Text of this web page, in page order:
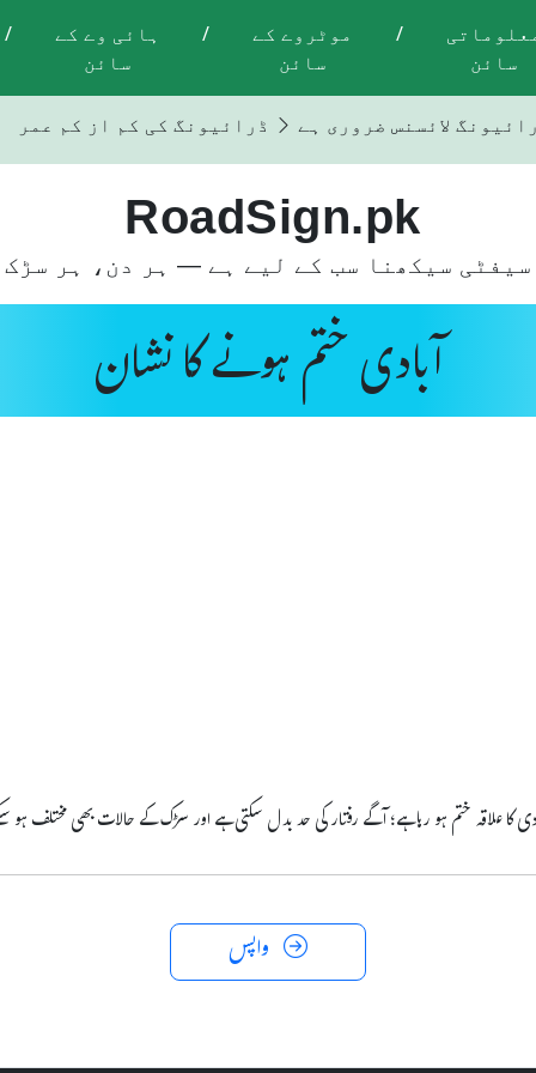
سائن
/
موٹروے کے
سائن
/
ہائی وے کے
سائن
/
لائسنس ضروری ہے ڈرائیونگ کی کم از کم عمر 18 سال ہے
RoadSign.pk
سیکھنا سب کے لیے ہے — ہر دن، ہر سڑک
آبادی ختم ہونے کا نشان
کا علاقہ ختم ہو رہا ہے؛ آگے رفتار کی حد بدل سکتی ہے اور سڑک کے حالات بھی مختلف ہو
واپس